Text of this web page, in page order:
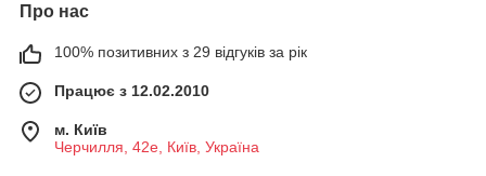
Про нас
100% позитивних з 29 відгуків за рік
Працює з 12.02.2010
м. Київ
Черчилля, 42е, Київ, Україна